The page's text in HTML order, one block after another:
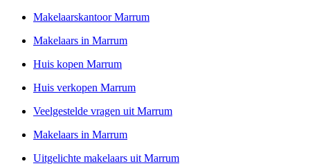
Makelaarskantoor Marrum
Makelaars in Marrum
Huis kopen Marrum
Huis verkopen Marrum
Veelgestelde vragen uit Marrum
Makelaars in Marrum
Uitgelichte makelaars uit Marrum